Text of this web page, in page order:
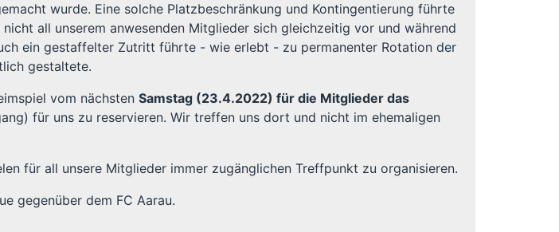
wurde. Eine solche Platzbeschränkung und Kontingentierung führte
all unserem anwesenden Mitglieder sich gleichzeitig vor und während
ein gestaffelter Zutritt führte - wie erlebt - zu permanenter Rotation der
gestaltete.
vom nächsten Samstag (23.4.2022) für die Mitglieder das
für uns zu reservieren. Wir treffen uns dort und nicht im ehemaligen
für all unsere Mitglieder immer zugänglichen Treffpunkt zu organisieren.
gegenüber dem FC Aarau.